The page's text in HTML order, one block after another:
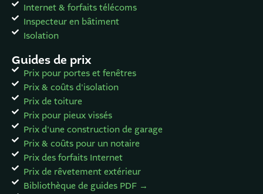
Internet & forfaits télécoms
Inspecteur en bâtiment
Isolation
Guides de prix
Prix pour portes et fenêtres
Prix & coûts d'isolation
Prix de toiture
Prix pour pieux vissés
Prix d'une construction de garage
Prix & coûts pour un notaire
Prix des forfaits Internet
Prix de rêvetement extérieur
Bibliothèque de guides PDF →